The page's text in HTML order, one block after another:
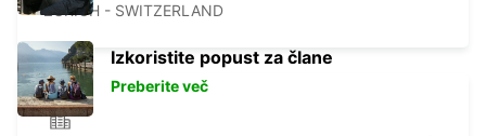
ZURICH - SWITZERLAND
Izkoristite popust za člane
Preberite več